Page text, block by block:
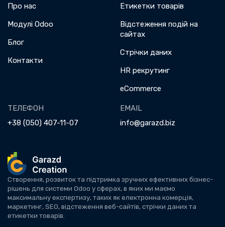
Про нас
Модулі Odoo
Блог
Контакти
Етикетки товарів
Відстеження подій на
сайтах
Стрічки даних
HR рекрутинг
eCommerce
ТЕЛЕФОН
+38 (050) 407-11-07
EMAIL
info@garazd.biz
Створення, розвиток та підтримка зручних ефективних бізнес-
рішень для системи Odoo у сферах, в яких ми маємо
максимальну експертизу, таких як електронна комерція,
маркетинг, SEO, відстеження веб-сайтів, стрічки даних та
етикетки товарів.